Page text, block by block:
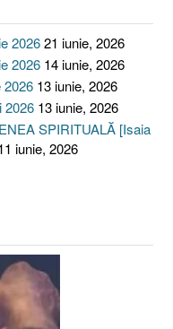
202621 iunie, 2026
2026 14 iunie, 2026
2026 13 iunie, 2026
2026 13 iunie, 2026
SPIRITUALĂ [Isaia
iunie, 2026